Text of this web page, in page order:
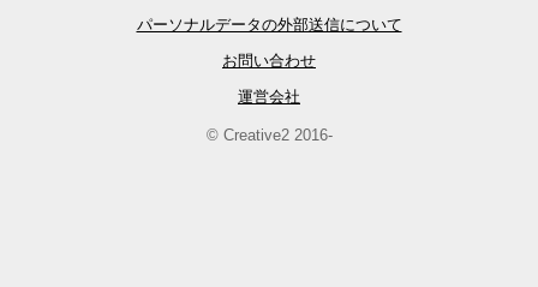
パーソナルデータの外部送信について
お問い合わせ
運営会社
© Creative2 2016-